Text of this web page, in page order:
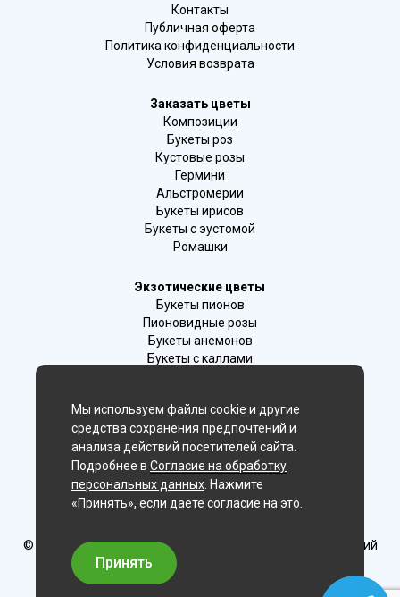
Контакты
Публичная оферта
Политика конфиденциальности
Условия возврата
Заказать цветы
Композиции
Букеты роз
Кустовые розы
Гермини
Альстромерии
Букеты ирисов
Букеты с эустомой
Ромашки
Экзотические цветы
Букеты пионов
Пионовидные розы
Букеты анемонов
Букеты с каллами
Лаванда
Гиацинты
Мы в соц. сетях:
Волгоград
© Delaflor - доставка цветов, 2012-2026
ИП Рыжков Евгений
Вячеславович
ИНН 540409481687 ОГРН 325547600130383
Мы используем файлы cookie и другие
средства сохранения предпочтений и
анализа действий посетителей сайта.
Подробнее в Согласие на обработку
персональных данных . Нажмите
«Принять», если даете согласие на это.
Принять